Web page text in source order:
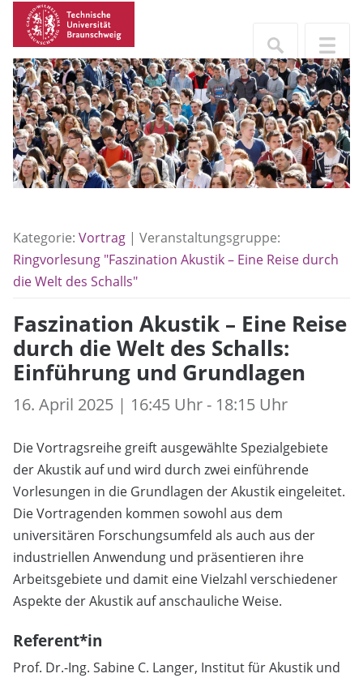
Kategorie: Vortrag | Veranstaltungsgruppe:
Ringvorlesung "Faszination Akustik – Eine Reise durch
die Welt des Schalls"
Faszination Akustik – Eine Reise
durch die Welt des Schalls:
Einführung und Grundlagen
16. April 2025 | 16:45 Uhr - 18:15 Uhr
Die Vortragsreihe greift ausgewählte Spezialgebiete
der Akustik auf und wird durch zwei einführende
Vorlesungen in die Grundlagen der Akustik eingeleitet.
Die Vortragenden kommen sowohl aus dem
universitären Forschungsumfeld als auch aus der
industriellen Anwendung und präsentieren ihre
Arbeitsgebiete und damit eine Vielzahl verschiedener
Aspekte der Akustik auf anschauliche Weise.
Referent*in
Prof. Dr.-Ing. Sabine C. Langer, Institut für Akustik und